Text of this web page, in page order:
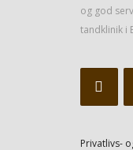
og god
tandklinik i
Privatlivs-